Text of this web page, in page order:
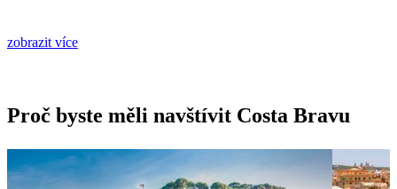
zobrazit více
Proč byste měli navštívit Costa Bravu